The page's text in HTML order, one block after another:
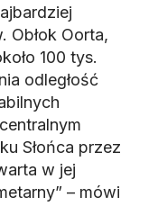
Obłok Oorta,
100 tys.
odległość
Słońca przez
w jej
– mówi